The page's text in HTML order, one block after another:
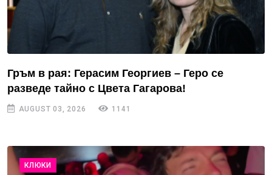
Гръм в рая: Герасим Георгиев – Геро се
разведе тайно с Цвета Гагарова!
AUGUST 03, 2026 1141
КЛЮКИ